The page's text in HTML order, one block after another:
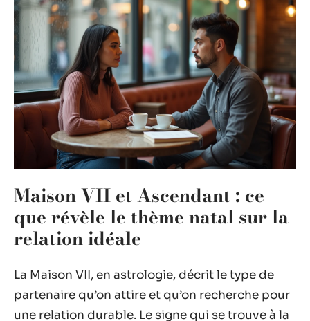
Maison VII et Ascendant : ce
que révèle le thème natal sur la
relation idéale
La Maison VII, en astrologie, décrit le type de
partenaire qu’on attire et qu’on recherche pour
une relation durable. Le signe qui se trouve à la